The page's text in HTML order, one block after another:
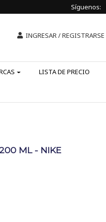
Síguenos:
INGRESAR / REGISTRARSE
LISTA DE PRECIO
ML - NIKE